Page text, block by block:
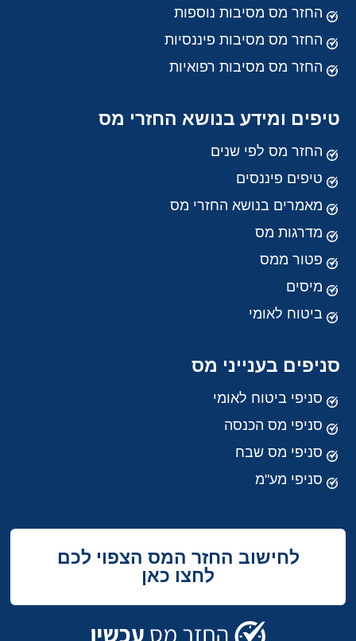
החזר מס מסיבות נוספות
החזר מס מסיבות פיננסיות
החזר מס מסיבות רפואיות
טיפים ומידע בנושא החזרי מס
החזר מס לפי שנים
טיפים פיננסים
מאמרים בנושא החזרי מס
מדרגות מס
פטור ממס
מיסים
ביטוח לאומי
סניפים בענייני מס
סניפי ביטוח לאומי
סניפי מס הכנסה
סניפי מס שבח
סניפי מע"מ
לחישוב החזר המס הצפוי לכם
לחצו כאן